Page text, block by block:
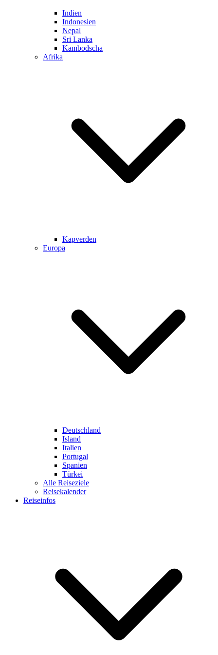
Indien
Indonesien
Nepal
Sri Lanka
Kambodscha
Afrika
Kapverden
Europa
Deutschland
Island
Italien
Portugal
Spanien
Türkei
Alle Reiseziele
Reisekalender
Reiseinfos